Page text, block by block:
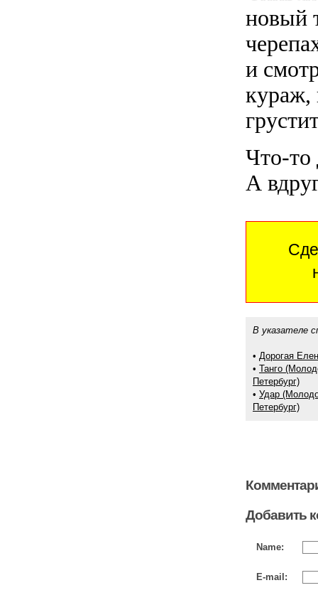
новый
и
кураж,
Что-то
А
В указателе
• Дорогая
• Танго
Петербург)
• Удар
Петербург)
Добавить
Name:
E-mail: